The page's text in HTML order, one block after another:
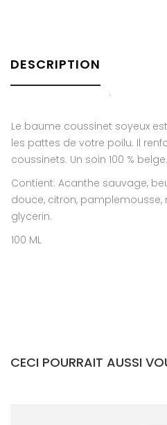
DESCRIPTION
Le baume coussinet soyeux
les pattes de votre poilu. Il
coussinets. Un soin 100 % belge.
Contient: Acanthe sauvage,
douce, citron, pamplemousse,
glycerin.
100 ML
CECI POURRAIT AUSSI